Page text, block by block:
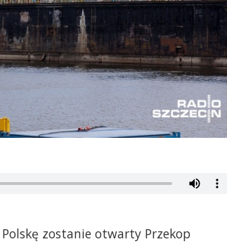
zostanie otwarty Przekop